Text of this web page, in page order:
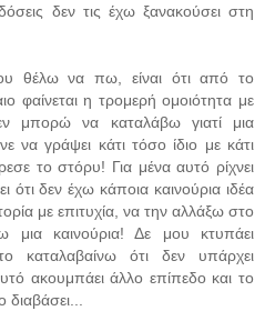
δεν τις έχω ξανακούσει στη
θέλω να πω, είναι ότι από το
φαίνεται η τρομερή ομοιότητα με
μπορώ να καταλάβω γιατί μια
να γράψει κάτι τόσο ίδιο με κάτι
το στόρυ! Για μένα αυτό ρίχνει
ότι δεν έχω κάποια καινούρια ιδέα
με επιτυχία, να την αλλάξω στο
καινούρια! Δε μου κτυπάει
καταλαβαίνω ότι δεν υπάρχει
ακουμπάει άλλο επίπεδο και το